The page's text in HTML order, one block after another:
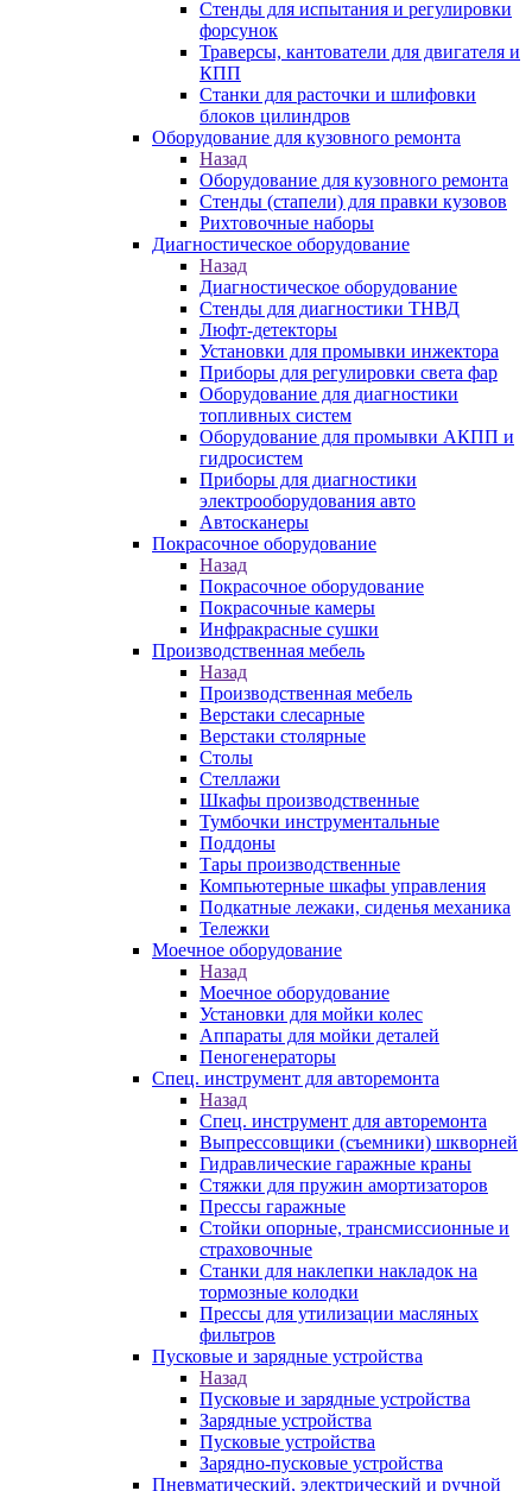
Стенды для испытания и регулировки
форсунок
Траверсы, кантователи для двигателя и
КПП
Станки для расточки и шлифовки
блоков цилиндров
Оборудование для кузовного ремонта
Назад
Оборудование для кузовного ремонта
Стенды (стапели) для правки кузовов
Рихтовочные наборы
Диагностическое оборудование
Назад
Диагностическое оборудование
Стенды для диагностики ТНВД
Люфт-детекторы
Установки для промывки инжектора
Приборы для регулировки света фар
Оборудование для диагностики
топливных систем
Оборудование для промывки АКПП и
гидросистем
Приборы для диагностики
электрооборудования авто
Автосканеры
Покрасочное оборудование
Назад
Покрасочное оборудование
Покрасочные камеры
Инфракрасные сушки
Производственная мебель
Назад
Производственная мебель
Верстаки слесарные
Верстаки столярные
Столы
Стеллажи
Шкафы производственные
Тумбочки инструментальные
Поддоны
Тары производственные
Компьютерные шкафы управления
Подкатные лежаки, сиденья механика
Тележки
Моечное оборудование
Назад
Моечное оборудование
Установки для мойки колес
Аппараты для мойки деталей
Пеногенераторы
Спец. инструмент для авторемонта
Назад
Спец. инструмент для авторемонта
Выпрессовщики (съемники) шкворней
Гидравлические гаражные краны
Стяжки для пружин амортизаторов
Прессы гаражные
Стойки опорные, трансмиссионные и
страховочные
Станки для наклепки накладок на
тормозные колодки
Прессы для утилизации масляных
фильтров
Пусковые и зарядные устройства
Назад
Пусковые и зарядные устройства
Зарядные устройства
Пусковые устройства
Зарядно-пусковые устройства
Пневматический, электрический и ручной